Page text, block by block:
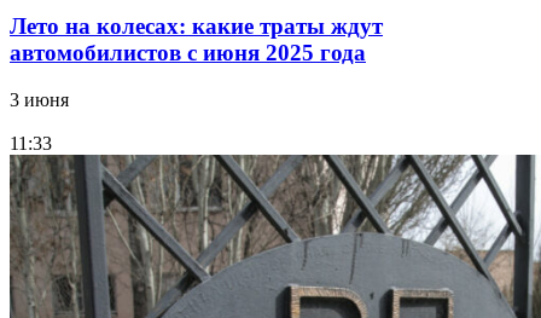
Лето на колесах: какие траты ждут
автомобилистов с июня 2025 года
3 июня
11:33